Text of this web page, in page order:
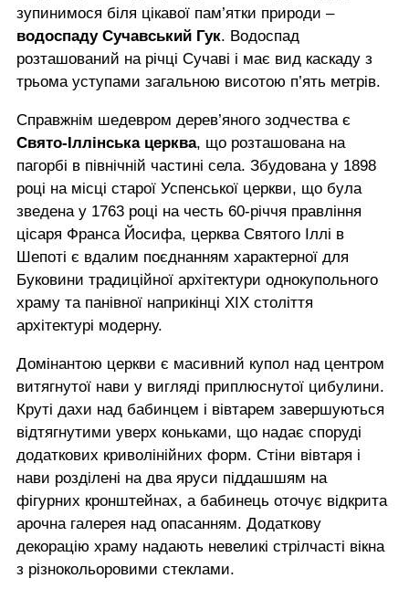
зупинимося біля цікавої пам’ятки природи –
водоспаду Сучавський Гук. Водоспад
розташований на річці Сучаві і має вид каскаду з
трьома уступами загальною висотою п’ять метрів.
Справжнім шедевром дерев’яного зодчества є
Свято-Іллінська церква, що розташована на
пагорбі в північній частині села. Збудована у 1898
році на місці старої Успенської церкви, що була
зведена у 1763 році на честь 60-річчя правління
цісаря Франса Йосифа, церква Святого Іллі в
Шепоті є вдалим поєднанням характерної для
Буковини традиційної архітектури однокупольного
храму та панівної наприкінці ХІХ століття
архітектурі модерну.
Домінантою церкви є масивний купол над центром
витягнутої нави у вигляді приплюснутої цибулини.
Круті дахи над бабинцем і вівтарем завершуються
відтягнутими уверх коньками, що надає споруді
додаткових криволінійних форм. Стіни вівтаря і
нави розділені на два яруси піддашшям на
фігурних кронштейнах, а бабинець оточує відкрита
арочна галерея над опасанням. Додаткову
декорацію храму надають невеликі стрілчасті вікна
з різнокольоровими стеклами.